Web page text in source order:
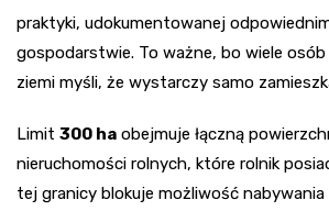
praktyki, udokumentowanej
gospodarstwie. To ważne, bo wiele
ziemi myśli, że wystarczy samo
Limit 300 ha obejmuje łączną
nieruchomości rolnych, które rolnik
tej granicy blokuje możliwość nabywania